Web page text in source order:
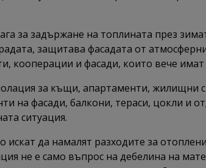
за задържане на топлината през
защитава фасадата от
кооперации и фасади, които вече имат
за къщи, апартаменти, жилищни
на фасади, балкони, тераси, цокли и
ситуация.
искат да намалят разходите за
не е само въпрос на дебелина на